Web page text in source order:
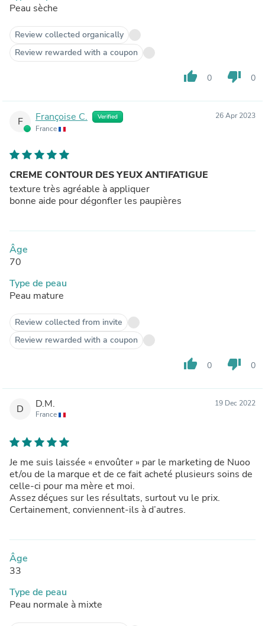
Peau sèche
Review collected organically
Review rewarded with a coupon
thumb_up 0 thumb_down 0
F Françoise C. Verified
France
26 Apr 2023
CREME CONTOUR DES YEUX ANTIFATIGUE
texture très agréable à appliquer
bonne aide pour dégonfler les paupières
Âge
70
Type de peau
Peau mature
Review collected from invite
Review rewarded with a coupon
thumb_up 0 thumb_down 0
D D.M.
France
19 Dec 2022
Je me suis laissée « envoûter » par le marketing de Nuoo
et/ou de la marque et de ce fait acheté plusieurs soins de
celle-ci pour ma mère et moi.
Assez déçues sur les résultats, surtout vu le prix.
Certainement, conviennent-ils à d’autres.
Âge
33
Type de peau
Peau normale à mixte